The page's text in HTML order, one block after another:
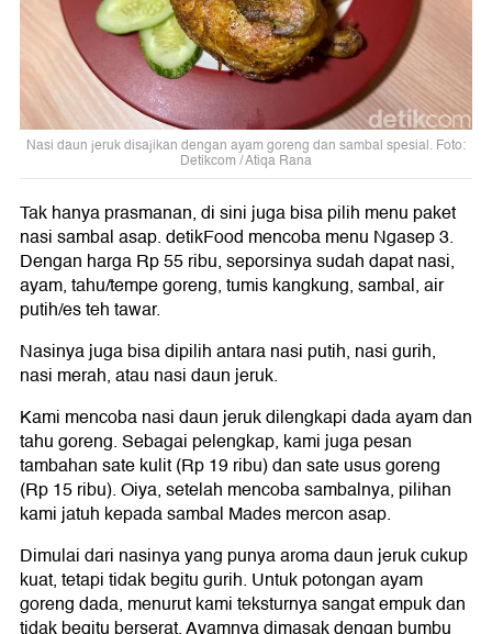
Nasi daun jeruk disajikan dengan ayam goreng dan sambal spesial. Foto:
Detikcom / Atiqa Rana
Tak hanya prasmanan, di sini juga bisa pilih menu paket
nasi sambal asap. detikFood mencoba menu Ngasep 3.
Dengan harga Rp 55 ribu, seporsinya sudah dapat nasi,
ayam, tahu/tempe goreng, tumis kangkung, sambal, air
putih/es teh tawar.
Nasinya juga bisa dipilih antara nasi putih, nasi gurih,
nasi merah, atau nasi daun jeruk.
Kami mencoba nasi daun jeruk dilengkapi dada ayam dan
tahu goreng. Sebagai pelengkap, kami juga pesan
tambahan sate kulit (Rp 19 ribu) dan sate usus goreng
(Rp 15 ribu). Oiya, setelah mencoba sambalnya, pilihan
kami jatuh kepada sambal Mades mercon asap.
Dimulai dari nasinya yang punya aroma daun jeruk cukup
kuat, tetapi tidak begitu gurih. Untuk potongan ayam
goreng dada, menurut kami teksturnya sangat empuk dan